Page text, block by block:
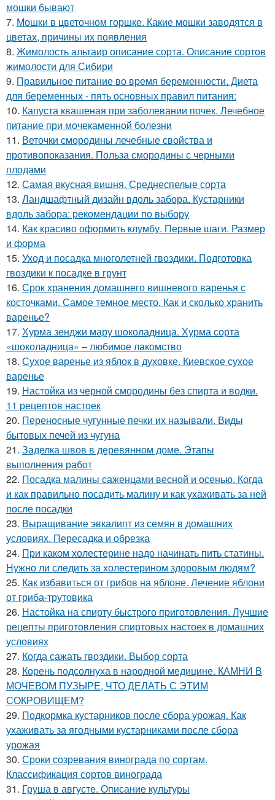
мошки бывают
7. Мошки в цветочном горшке. Какие мошки заводятся в
цветах, причины их появления
8. Жимолость альтаир описание сорта. Описание сортов
жимолости для Сибири
9. Правильное питание во время беременности. Диета
для беременных - пять основных правил питания:
10. Капуста квашеная при заболевании почек. Лечебное
питание при мочекаменной болезни
11. Веточки смородины лечебные свойства и
противопоказания. Польза смородины с черными
плодами
12. Самая вкусная вишня. Среднеспелые сорта
13. Ландшафтный дизайн вдоль забора. Кустарники
вдоль забора: рекомендации по выбору
14. Как красиво оформить клумбу. Первые шаги. Размер
и форма
15. Уход и посадка многолетней гвоздики. Подготовка
гвоздики к посадке в грунт
16. Срок хранения домашнего вишневого варенья с
косточками. Самое темное место. Как и сколько хранить
варенье?
17. Хурма зенджи мару шоколадница. Хурма сорта
«шоколадница» – любимое лакомство
18. Сухое варенье из яблок в духовке. Киевское сухое
варенье
19. Настойка из черной смородины без спирта и водки.
11 рецептов настоек
20. Переносные чугунные печки их называли. Виды
бытовых печей из чугуна
21. Заделка швов в деревянном доме. Этапы
выполнения работ
22. Посадка малины саженцами весной и осенью. Когда
и как правильно посадить малину и как ухаживать за ней
после посадки
23. Выращивание эвкалипт из семян в домашних
условиях. Пересадка и обрезка
24. При каком холестерине надо начинать пить статины.
Нужно ли следить за холестерином здоровым людям?
25. Как избавиться от грибов на яблоне. Лечение яблони
от гриба-трутовика
26. Настойка на спирту быстрого приготовления. Лучшие
рецепты приготовления спиртовых настоек в домашних
условиях
27. Когда сажать гвоздики. Выбор сорта
28. Корень подсолнуха в народной медицине. КАМНИ В
МОЧЕВОМ ПУЗЫРЕ, ЧТО ДЕЛАТЬ С ЭТИМ
СОКРОВИЩЕМ?
29. Подкормка кустарников после сбора урожая. Как
ухаживать за ягодными кустарниками после сбора
урожая
30. Сроки созревания винограда по сортам.
Классификация сортов винограда
31. Груша в августе. Описание культуры